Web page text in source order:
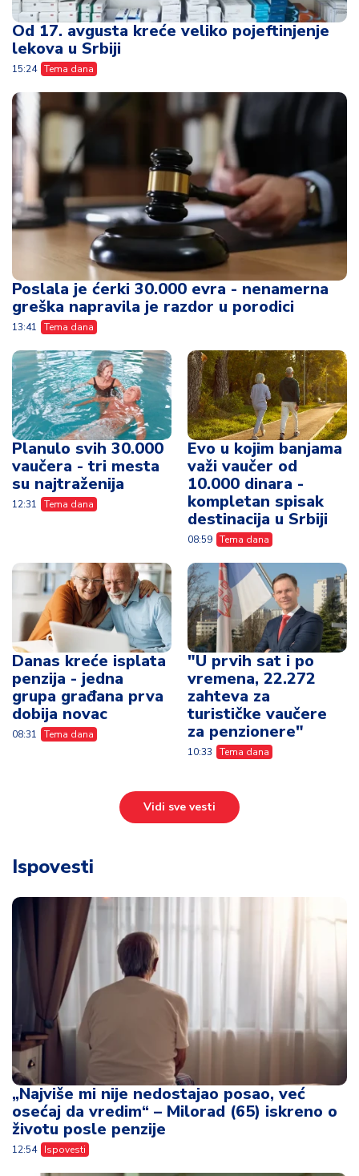
Od 17. avgusta kreće veliko pojeftinjenje
lekova u Srbiji
15:24 Tema dana
Poslala je ćerki 30.000 evra - nenamerna
greška napravila je razdor u porodici
13:41 Tema dana
Planulo svih 30.000
vaučera - tri mesta
su najtraženija
12:31 Tema dana
Evo u kojim banjama
važi vaučer od
10.000 dinara -
kompletan spisak
destinacija u Srbiji
08:59 Tema dana
Danas kreće isplata
penzija - jedna
grupa građana prva
dobija novac
08:31 Tema dana
"U prvih sat i po
vremena, 22.272
zahteva za
turističke vaučere
za penzionere"
10:33 Tema dana
Vidi sve vesti
Ispovesti
„Najviše mi nije nedostajao posao, već
osećaj da vredim“ – Milorad (65) iskreno o
životu posle penzije
12:54 Ispovesti